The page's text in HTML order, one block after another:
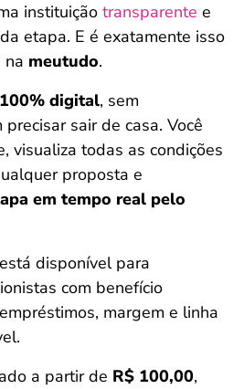
instituição transparente e
etapa. E é exatamente isso
na meutudo.
100% digital, sem
sair de casa. Você
visualiza todas as condições
proposta e
em tempo real pelo
disponível para
com benefício
margem e linha
a partir de R$ 100,00,